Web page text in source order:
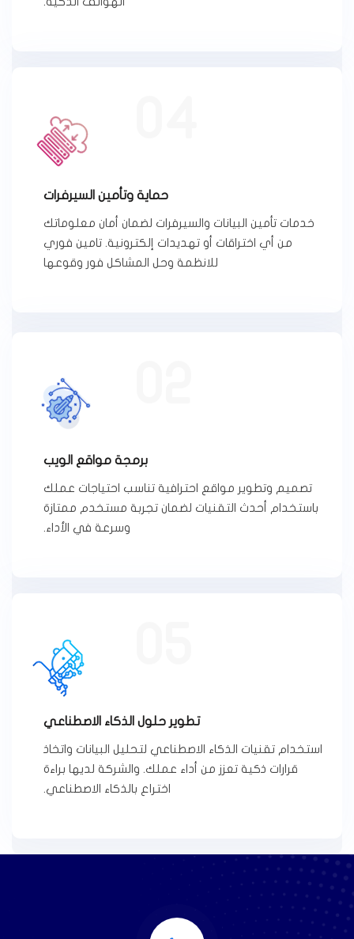
حماية وتأمين السيرفرات
خدمات تأمين البيانات والسيرفرات لضمان أمان معلوماتك
من أي اختراقات أو تهديدات إلكترونية. تامين فوري
للانظمة وحل المشاكل فور وقوعها
برمجة مواقع الويب
تصميم وتطوير مواقع احترافية تناسب احتياجات عملك
باستخدام أحدث التقنيات لضمان تجربة مستخدم ممتازة
وسرعة في الأداء.
تطوير حلول الذكاء الاصطناعي
استخدام تقنيات الذكاء الاصطناعي لتحليل البيانات واتخاذ
قرارات ذكية تعزز من أداء عملك. والشركة لديها براءة
اختراع بالذكاء الاصطناعي.